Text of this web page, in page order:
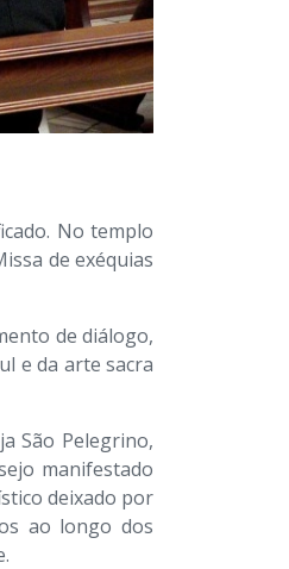
No templo
de exéquias
de diálogo,
e da arte sacra
São Pelegrino,
manifestado
deixado por
ao longo dos